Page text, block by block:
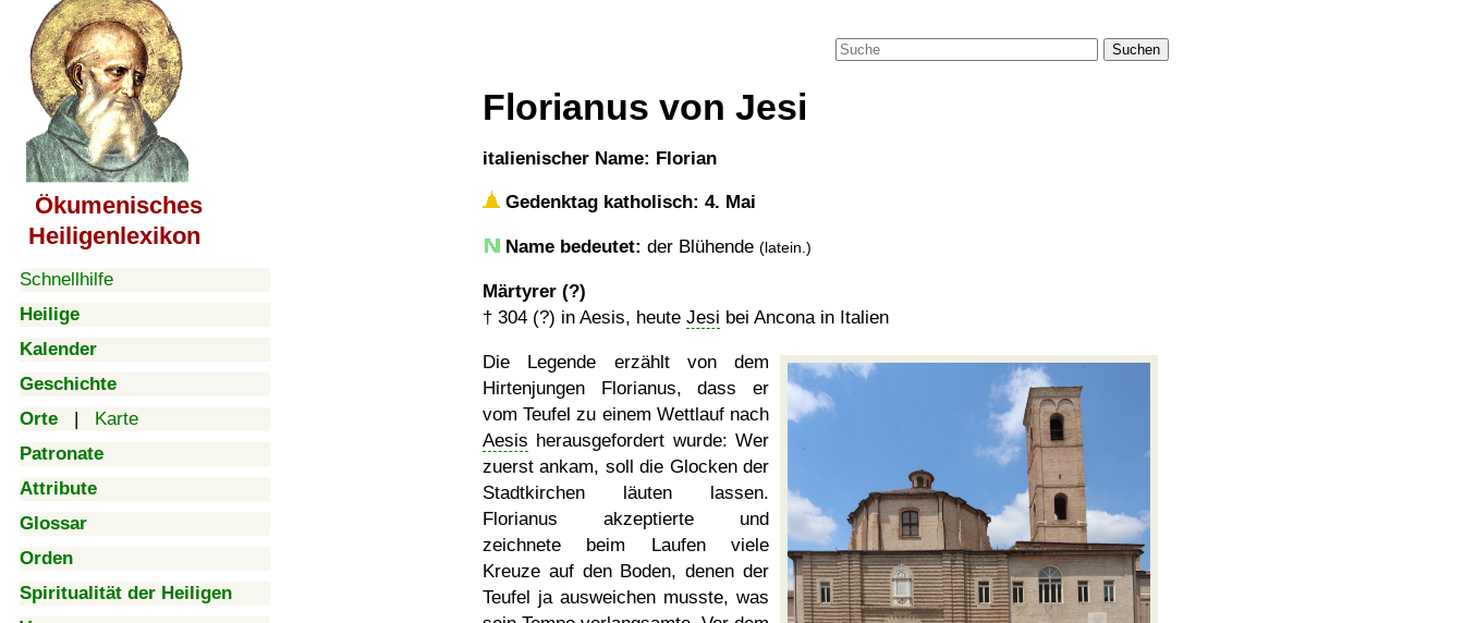
Ökumenisches
Heiligenlexikon
Schnellhilfe
Heilige
Kalender
Geschichte
Orte | Karte
Patronate
Attribute
Glossar
Orden
Spiritualität der Heiligen
Suchen
Florianus von Jesi
italienischer Name: Florian
Gedenktag katholisch: 4. Mai
Name bedeutet: der Blühende (latein.)
Märtyrer (?)
† 304 (?) in Aesis, heute Jesi bei Ancona in Italien
Die Legende erzählt von dem
Hirtenjungen Florianus, dass er
vom Teufel zu einem Wettlauf nach
Aesis herausgefordert wurde: Wer
zuerst ankam, soll die Glocken der
Stadtkirchen läuten lassen.
Florianus akzeptierte und
zeichnete beim Laufen viele
Kreuze auf den Boden, denen der
Teufel ja ausweichen musste, was